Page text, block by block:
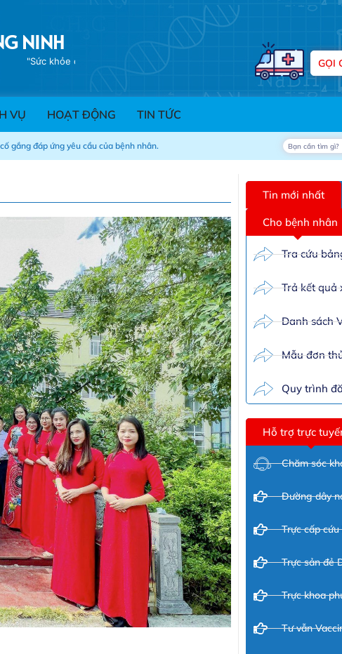
NINH
"Sức khỏe của bạn- Trách nhiệm của chúng tôi !"" GỌI
VỤ HOẠT ĐỘNG TIN TỨC
gắng đáp ứng yêu cầu của bệnh nhân.
Tin mới nhất
Cho bệnh nhân
Tra cứu
Trả kết quả
Danh sách
Mẫu đơn
Quy trình
Hỗ trợ trực
Chăm sóc
Đường dây
Trực cấp
Trực sản đẻ
Trực khoa
Tư vẫn